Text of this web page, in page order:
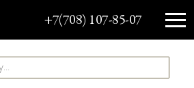
+7(708) 107-85-07